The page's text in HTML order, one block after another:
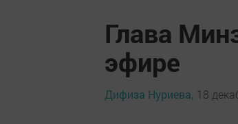
Глава
эфире
Дифиза Нуриева, 18